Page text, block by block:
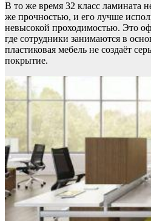
В то же время 32 класс ламината
же прочностью, и его лучше
невысокой проходимостью. Это
где сотрудники занимаются в
пластиковая мебель не создаёт
покрытие.